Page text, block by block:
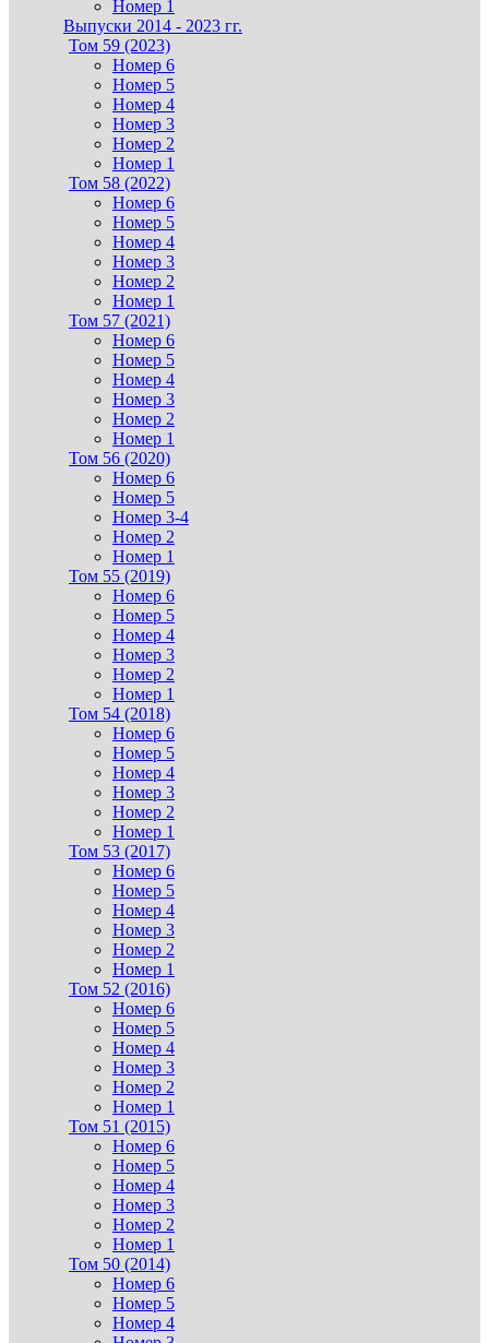
Номер 1
Выпуски 2014 - 2023 гг.
Том 59 (2023)
Номер 6
Номер 5
Номер 4
Номер 3
Номер 2
Номер 1
Том 58 (2022)
Номер 6
Номер 5
Номер 4
Номер 3
Номер 2
Номер 1
Том 57 (2021)
Номер 6
Номер 5
Номер 4
Номер 3
Номер 2
Номер 1
Том 56 (2020)
Номер 6
Номер 5
Номер 3-4
Номер 2
Номер 1
Том 55 (2019)
Номер 6
Номер 5
Номер 4
Номер 3
Номер 2
Номер 1
Том 54 (2018)
Номер 6
Номер 5
Номер 4
Номер 3
Номер 2
Номер 1
Том 53 (2017)
Номер 6
Номер 5
Номер 4
Номер 3
Номер 2
Номер 1
Том 52 (2016)
Номер 6
Номер 5
Номер 4
Номер 3
Номер 2
Номер 1
Том 51 (2015)
Номер 6
Номер 5
Номер 4
Номер 3
Номер 2
Номер 1
Том 50 (2014)
Номер 6
Номер 5
Номер 4